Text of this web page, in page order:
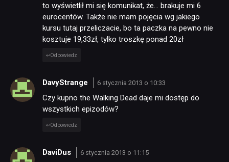
to wyświetlił mi się komunikat, że… brakuje mi 6
eurocentów. Także nie mam pojęcia wg jakiego
kursu tutaj przeliczacie, bo ta paczka na pewno nie
kosztuje 19,33zł, tylko troszkę ponad 20zł
Odpowiedz
DavyStrange 6 stycznia 2013 o 10:33
Czy kupno the Walking Dead daje mi dostęp do
wszystkich epizodów?
Odpowiedz
DaviDus 6 stycznia 2013 o 11:15